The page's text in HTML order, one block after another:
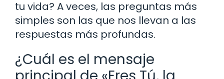
tu vida? A veces, las preguntas más
simples son las que nos llevan a las
respuestas más profundas.
¿Cuál es el mensaje